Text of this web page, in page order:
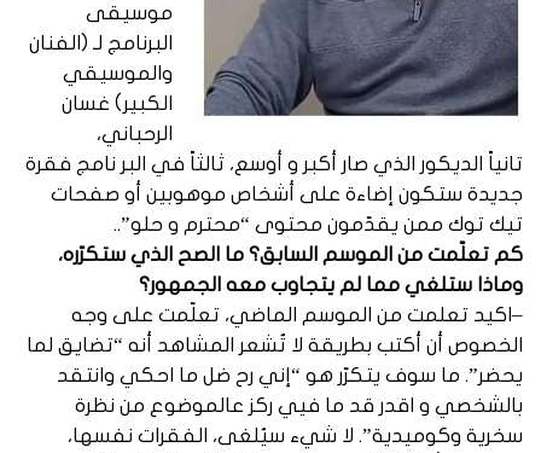
موسيقى
البرنامج لـ (الفنان
والموسيقي
الكبير) غسان
الرحباني،
تانياً الديكور الذي صار أكبر و أوسع، ثالثاً في البر نامج فقرة
جديدة ستكون إضاءة على أشخاص موهوبين أو صفحات
تيك توك ممن يقدّمون محتوى “محترم و حلو”..
كم تعلّمت من الموسم السابق؟ ما الصح الذي ستكرّره،
وماذا ستلغي مما لم يتجاوب معه الجمهور؟
–اكيد تعلمت من الموسم الماضي، تعلّمت على وجه
الخصوص أن أكتب بطريقة لا تُشعر المشاهد أنه “تضايق لما
يحضر”. ما سوف يتكرّر هو “إني رح ضل ما احكي وانتقد
بالشخصي و اقدر قد ما فيي ركز عالموضوع من نظرة
سخرية وكوميدية”. لا شيء سيُلغى، الفقرات نفسها،